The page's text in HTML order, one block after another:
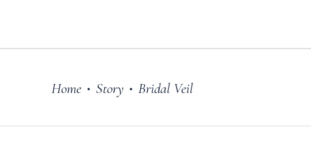
Home • Story • Bridal Veil